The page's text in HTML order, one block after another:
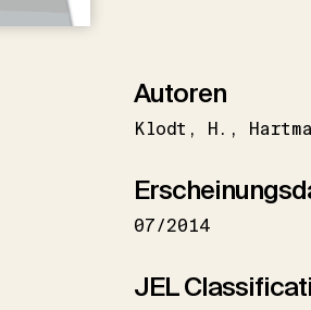
Autoren
Klodt H.
07/2014
JEL